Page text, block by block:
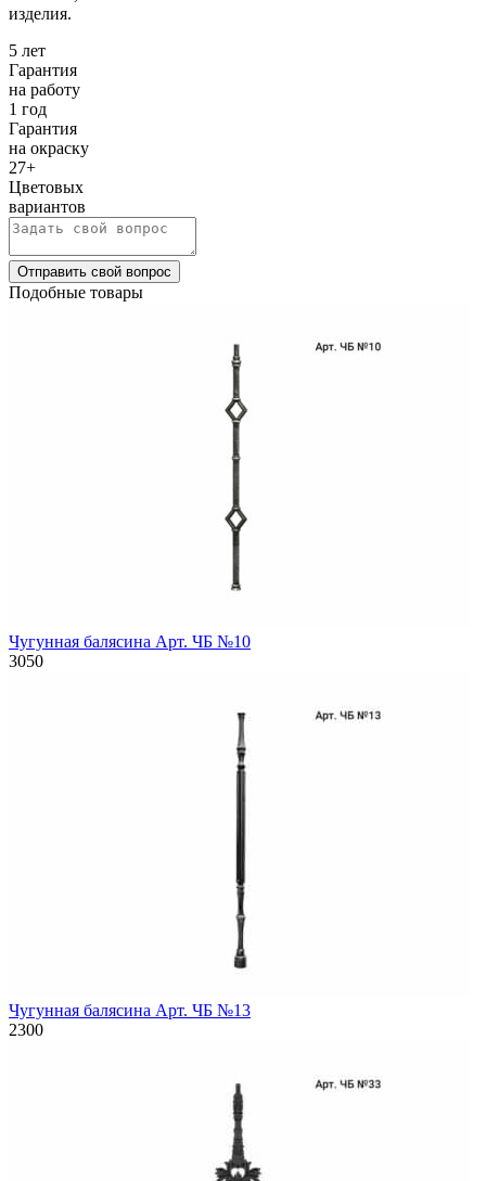
изделия.
5 лет
Гарантия
на работу
1 год
Гарантия
на окраску
27+
Цветовых
вариантов
Отправить свой вопрос
Подобные товары
Чугунная балясина Арт. ЧБ №10
3050
Чугунная балясина Арт. ЧБ №13
2300